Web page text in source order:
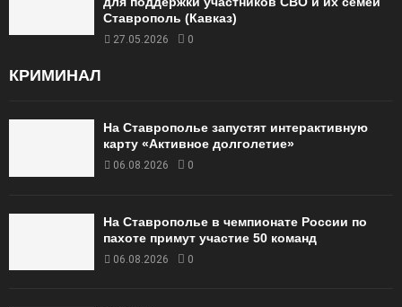
Ставрополь (Кавказ)
27.05.2026 0
КРИМИНАЛ
На Ставрополье запустят интерактивную
карту «Активное долголетие»
06.08.2026 0
На Ставрополье в чемпионате России по
пахоте примут участие 50 команд
06.08.2026 0